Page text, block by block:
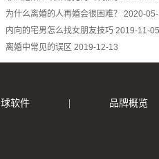
为什么离婚的人再婚会很困难？
2020-
内向的宅男怎么找女朋友技巧 2019-11-05
离婚中常见的误区 2019-12-13
软件 品牌概览